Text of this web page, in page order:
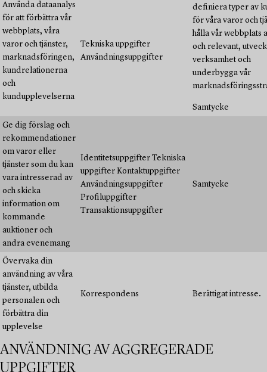
Använda dataanalys
för att förbättra vår
webbplats, våra
varor och tjänster,
marknadsföringen,
kundrelationerna
och
kundupplevelserna
Tekniska uppgifter
Användningsuppgifter
definiera typer av
för våra varor och
hålla vår webbplats
och relevant,
verksamhet och
underbygga vår
Samtycke
Ge dig förslag och
rekommendationer
om varor eller
tjänster som du kan
vara intresserad av
och skicka
information om
kommande
auktioner och
andra evenemang
Identitetsuppgifter Tekniska
uppgifter Kontaktuppgifter
Användningsuppgifter
Profiluppgifter
Transaktionsuppgifter
Samtycke
Övervaka din
användning av våra
tjänster, utbilda
personalen och
förbättra din
upplevelse
Korrespondens Berättigat intresse.
ANVÄNDNING AV AGGREGERADE
UPPGIFTER